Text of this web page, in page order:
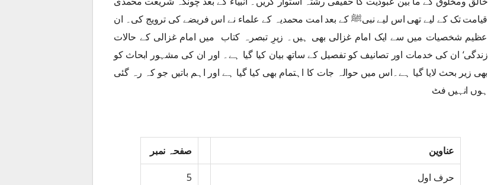
قیامت تک کے لیے تھی اس لیے نبیﷺ کے بعد امت محمدیہ کے علماء نے اس فریضے کی ترویج کی۔ ان
عظیم شخصیات میں سے ایک امام غزالی بھی ہیں۔ زیرِ تبصرہ کتاب میں امام غزالی کے حالات
زندگی‘ ان کی خدمات اور تصانیف کو تفصیل کے ساتھ بیان کیا گیا ہے۔ اور ان کی مشہور ابحاث کو
بھی زیر بحث لایا گیا ہے۔اس میں حوالہ جات کا اہتمام بھی کیا گیا ہے اور اہم باتیں جو کہ رہ گئی
ہوں انہیں فٹ
عناوین صفحہ نمبر
حرف اول 5